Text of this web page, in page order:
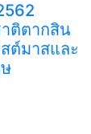
ติตากสิน
ต์มาสและ